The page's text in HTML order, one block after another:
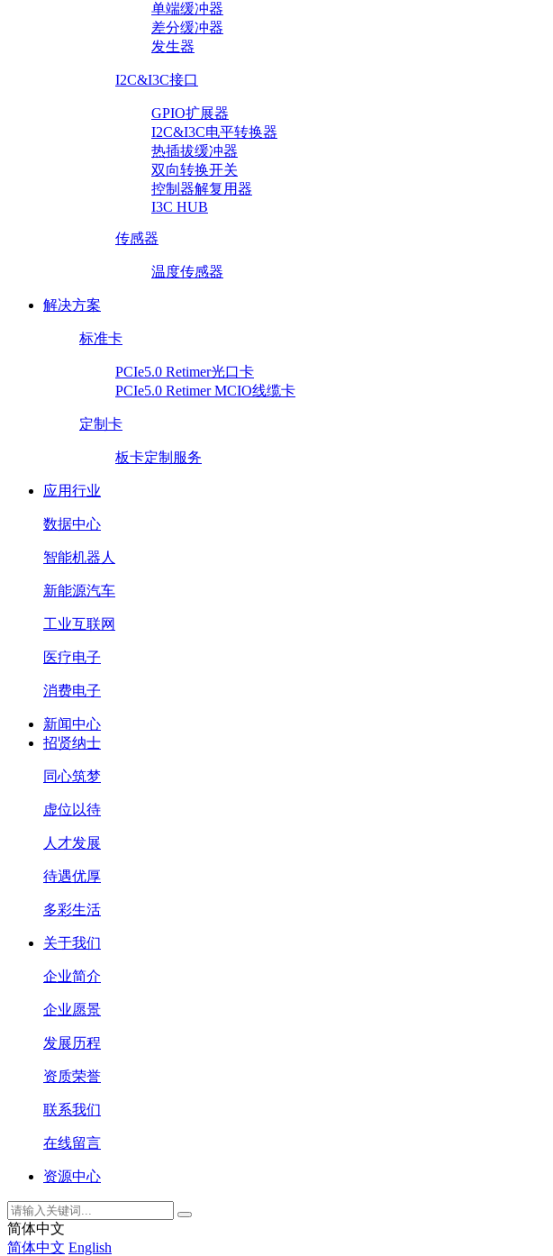
单端缓冲器
差分缓冲器
发生器
I2C&I3C接口
GPIO扩展器
I2C&I3C电平转换器
热插拔缓冲器
双向转换开关
控制器解复用器
I3C HUB
传感器
温度传感器
解决方案
标准卡
PCIe5.0 Retimer光口卡
PCIe5.0 Retimer MCIO线缆卡
定制卡
板卡定制服务
应用行业
数据中心
智能机器人
新能源汽车
工业互联网
医疗电子
消费电子
新闻中心
招贤纳士
同心筑梦
虚位以待
人才发展
待遇优厚
多彩生活
关于我们
企业简介
企业愿景
发展历程
资质荣誉
联系我们
在线留言
资源中心
简体中文
简体中文 English